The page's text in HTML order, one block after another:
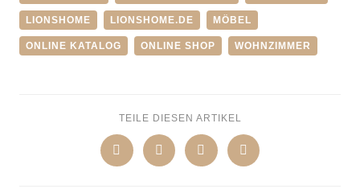
LIONSHOME LIONSHOME.DE MÖBEL
ONLINE KATALOG ONLINE SHOP WOHNZIMMER
TEILE DIESEN ARTIKEL